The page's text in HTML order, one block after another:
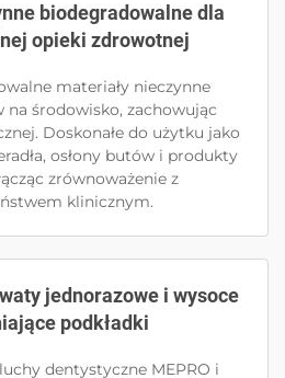
biodegradowalne dla
opieki zdrowotnej
materiały nieczynne
na środowisko, zachowując
Doskonałe do użytku jako
osłony butów i produkty
zrównoważenie z
klinicznym.
jednorazowe i wysoce
podkładki
dentystyczne MEPRO i